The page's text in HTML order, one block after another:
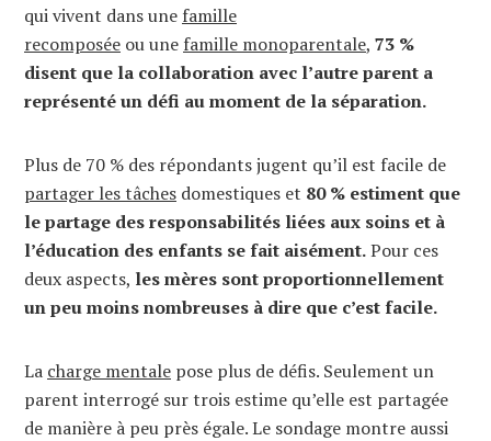
qui vivent dans une famille
recomposée ou une famille monoparentale, 73 %
disent que la collaboration avec l’autre parent a
représenté un défi au moment de la séparation.
Plus de 70 % des répondants jugent qu’il est facile de
partager les tâches domestiques et 80 % estiment que
le partage des responsabilités liées aux soins et à
l’éducation des enfants se fait aisément.Pour ces
deux aspects, les mères sont proportionnellement
un peu moins nombreuses à dire que c’est facile.
La charge mentale pose plus de défis. Seulement un
parent interrogé sur trois estime qu’elle est partagée
de manière à peu près égale. Le sondage montre aussi